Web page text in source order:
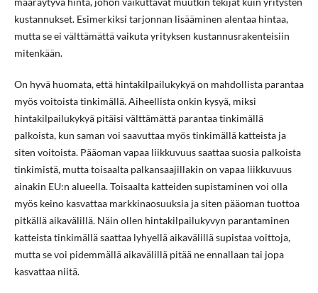
kustannukset. Esimerkiksi tarjonnan lisääminen alentaa hintaa,
mutta se ei välttämättä vaikuta yrityksen kustannusrakenteisiin
mitenkään.
On hyvä huomata, että hintakilpailukykyä on mahdollista parantaa
myös voitoista tinkimällä. Aiheellista onkin kysyä, miksi
hintakilpailukykyä pitäisi välttämättä parantaa tinkimällä
palkoista, kun saman voi saavuttaa myös tinkimällä katteista ja
siten voitoista. Pääoman vapaa liikkuvuus saattaa suosia palkoista
tinkimistä, mutta toisaalta palkansaajillakin on vapaa liikkuvuus
ainakin EU:n alueella. Toisaalta katteiden supistaminen voi olla
myös keino kasvattaa markkinaosuuksia ja siten pääoman tuottoa
pitkällä aikavälillä. Näin ollen hintakilpailukyvyn parantaminen
katteista tinkimällä saattaa lyhyellä aikavälillä supistaa voittoja,
mutta se voi pidemmällä aikavälillä pitää ne ennallaan tai jopa
kasvattaa niitä.